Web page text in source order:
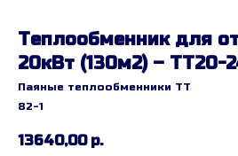
Теплообменник для
20кВт (130м2) – ТТ20-
Паяные теплообменники TT
82-1
13640,00 р.